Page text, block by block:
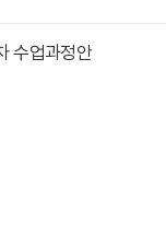
수업과정안